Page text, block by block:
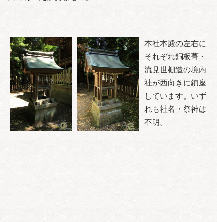
本社本殿の左右に
それぞれ銅板葺・
流見世棚造の境内
社が西向きに鎮座
しています。いず
れも社名・祭神は
不明。